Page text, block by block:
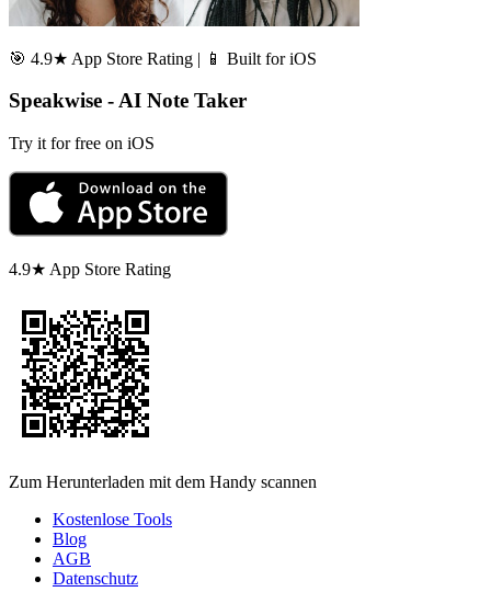
🎯 4.9★ App Store Rating | 📱 Built for iOS
Speakwise - AI Note Taker
Try it for free on iOS
4.9★ App Store Rating
Zum Herunterladen mit dem Handy scannen
Kostenlose Tools
Blog
AGB
Datenschutz